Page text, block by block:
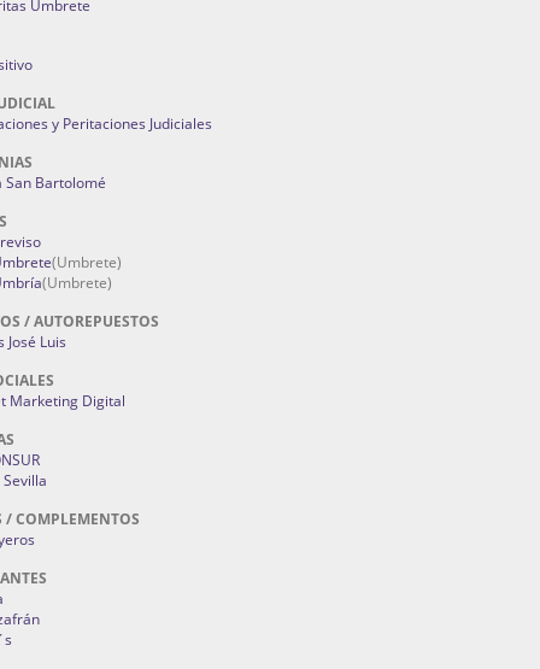
Umbrete
y Peritaciones Judiciales
San Bartolomé
(Umbrete)
(Umbrete)
/ AUTOREPUESTOS
José Luis
Marketing Digital
/ COMPLEMENTOS